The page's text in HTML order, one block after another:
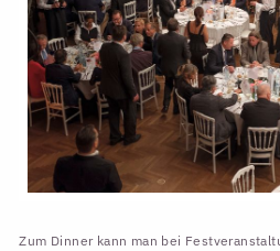
Zum Dinner kann man bei